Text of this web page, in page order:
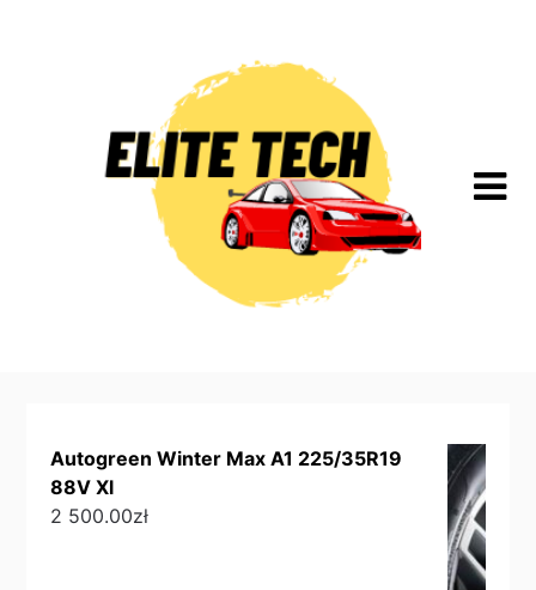
Autogreen Winter Max A1 225/35R19
88V Xl
2 500.00zł